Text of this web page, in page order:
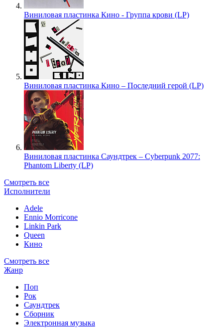
Виниловая пластинка Кино - Группа крови (LP)
Виниловая пластинка Кино – Последний герой (LP)
Виниловая пластинка Саундтрек – Cyberpunk 2077:
Phantom Liberty (LP)
Смотреть все
Исполнители
Adele
Ennio Morricone
Linkin Park
Queen
Кино
Смотреть все
Жанр
Поп
Рок
Саундтрек
Сборник
Электронная музыка